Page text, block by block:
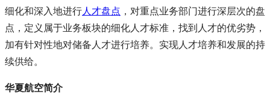
细化和深入地进行人才盘点 ，对重点业务部门进行深层次的盘
点，定义属于业务板块的细化人才标准，找到人才的优劣势，
加有针对性地对储备人才进行培养。实现人才培养和发展的持
续供给。
华夏航空简介